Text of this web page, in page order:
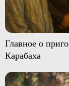
Главное о
Карабаха